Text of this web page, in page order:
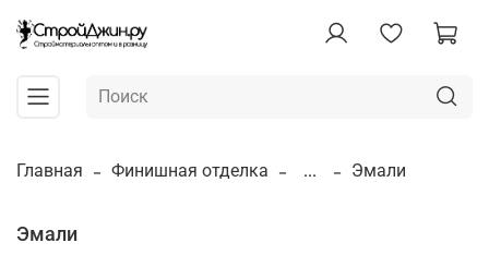
Главная Финишная отделка ... Эмали
Эмали